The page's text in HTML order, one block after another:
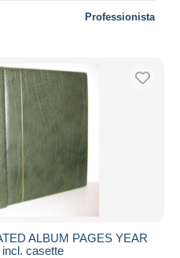
Professionista
ALBUM PAGES YEAR
casette